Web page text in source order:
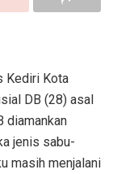
Kediri Kota
DB (28) asal
diamankan
jenis sabu-
masih menjalani